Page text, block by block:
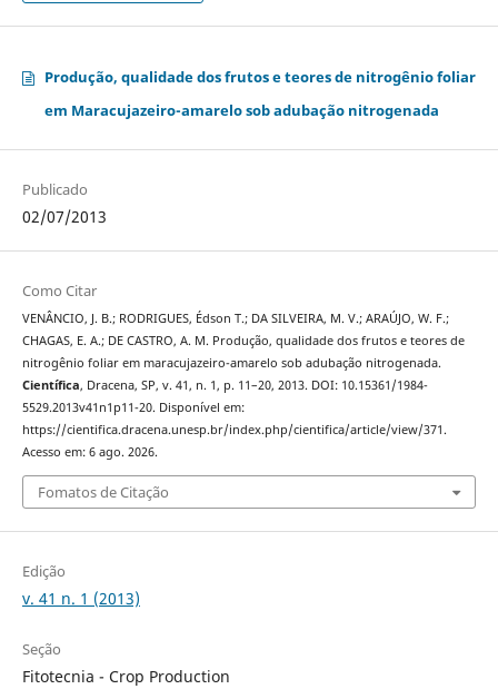
Produção, qualidade dos frutos e teores de nitrogênio foliar
em Maracujazeiro-amarelo sob adubação nitrogenada
Publicado
02/07/2013
Como Citar
VENÂNCIO, J. B.; RODRIGUES, Édson T.; DA SILVEIRA, M. V.; ARAÚJO, W. F.;
CHAGAS, E. A.; DE CASTRO, A. M. Produção, qualidade dos frutos e teores de
nitrogênio foliar em maracujazeiro-amarelo sob adubação nitrogenada.
Científica, Dracena, SP, v. 41, n. 1, p. 11–20, 2013. DOI: 10.15361/1984-
5529.2013v41n1p11-20. Disponível em:
https://cientifica.dracena.unesp.br/index.php/cientifica/article/view/371.
Acesso em: 6 ago. 2026.
Fomatos de Citação
Edição
v. 41 n. 1 (2013)
Seção
Fitotecnia - Crop Production